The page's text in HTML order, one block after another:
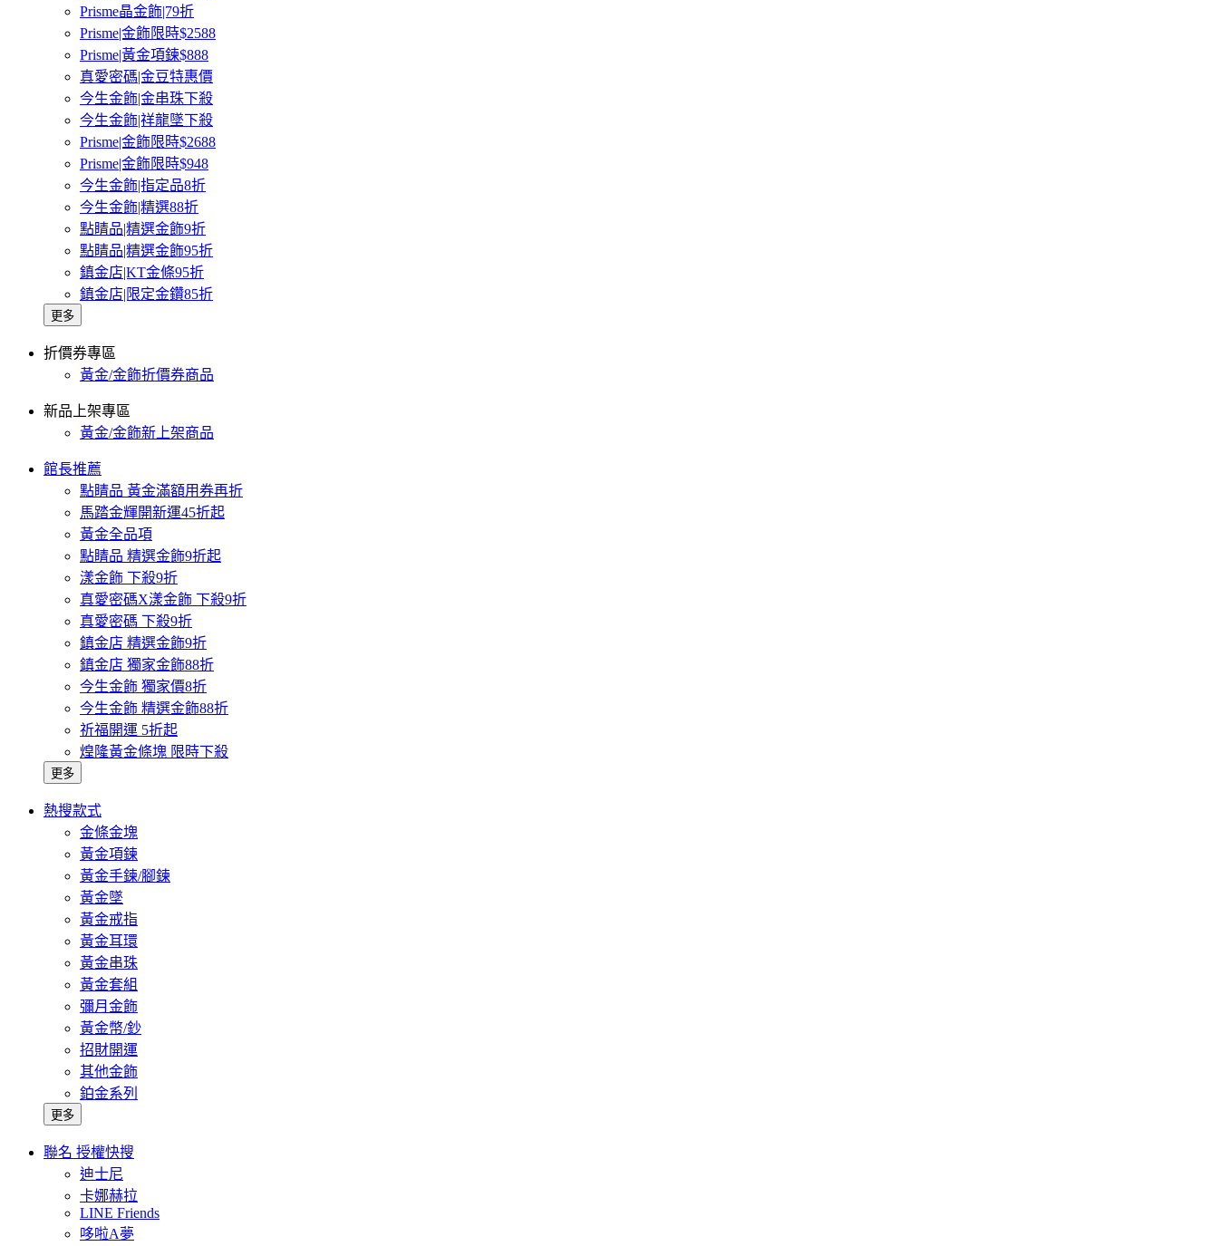
Prisme晶金飾|79折
Prisme|金飾限時$2588
Prisme|黃金項鍊$888
真愛密碼|金豆特惠價
今生金飾|金串珠下殺
今生金飾|祥龍墜下殺
Prisme|金飾限時$2688
Prisme|金飾限時$948
今生金飾|指定品8折
今生金飾|精選88折
點睛品|精選金飾9折
點睛品|精選金飾95折
鎮金店|KT金條95折
鎮金店|限定金鑽85折
更多
折價券專區
黃金/金飾折價券商品
新品上架專區
黃金/金飾新上架商品
館長推薦
點睛品 黃金滿額用券再折
馬踏金輝開新運45折起
黃金全品項
點睛品 精選金飾9折起
漾金飾 下殺9折
真愛密碼X漾金飾 下殺9折
真愛密碼 下殺9折
鎮金店 精選金飾9折
鎮金店 獨家金飾88折
今生金飾 獨家價8折
今生金飾 精選金飾88折
祈福開運 5折起
煌隆黃金條塊 限時下殺
更多
熱搜款式
金條金塊
黃金項鍊
黃金手鍊/腳鍊
黃金墜
黃金戒指
黃金耳環
黃金串珠
黃金套組
彌月金飾
黃金幣/鈔
招財開運
其他金飾
鉑金系列
更多
聯名 授權快搜
迪士尼
卡娜赫拉
LINE Friends
哆啦A夢